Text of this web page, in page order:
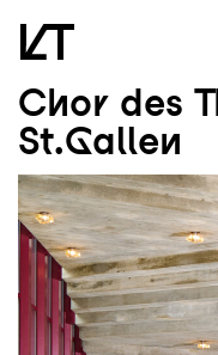
Zum Hauptinhalt
Zum Footer
Chor des
St.Gallen